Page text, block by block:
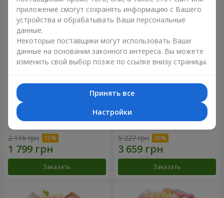
Букет "Дзинтарс"
2 116 грн
Заказать
Букет "Your Smile"
5 227 грн
Заказать
приложение смогут сохранять информацию с Вашего
устройства и обрабатывать Ваши персональные
данные.
Некоторые поставщики могут использовать Ваши
данные на основании законного интереса. Вы можете
изменить свой выбор позже по ссылке внизу страницы.
Принять все
Настройки